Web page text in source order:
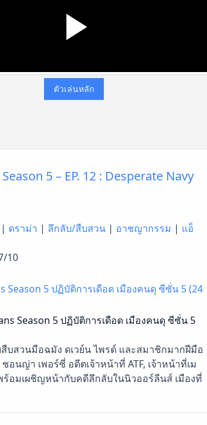
ตัวเล่นหลัก
5 – EP. 12 : Desperate Navy
| ดราม่า | ลึกลับ/สืบสวน | อาชญากรรม | แอ็
10
Season 5 ปฏิบัติการเดือด เมืองคนดุ ซีซั่น 5 (24
Season 5 ปฏิบัติการเดือด เมืองคนดุ ซีซั่น 5
บสวนมือฉมัง ดเวย์น ไพรด์ และสมาชิกมากฝีมือ
นญ่า เพอร์ซี่ อดีตเจ้าหน้าที่ ATF, เจ้าหน้าที่เม
ร้อมเผชิญหน้ากับคดีลึกลับในนิวออร์ลีนส์ เมืองที่